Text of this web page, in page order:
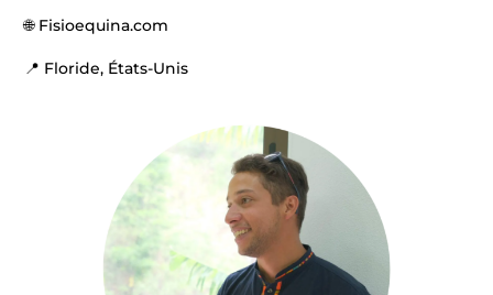
🌐 Fisioequina.com
📍 Floride, États-Unis